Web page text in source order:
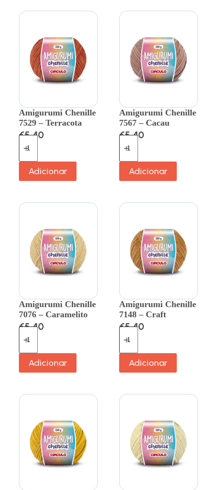
Amigurumi Chenille
7529 – Terracota
€5.40
Adicionar
Amigurumi Chenille
7567 – Cacau
€5.40
Adicionar
Amigurumi Chenille
7076 – Caramelito
€5.40
Adicionar
Amigurumi Chenille
7148 – Craft
€5.40
Adicionar